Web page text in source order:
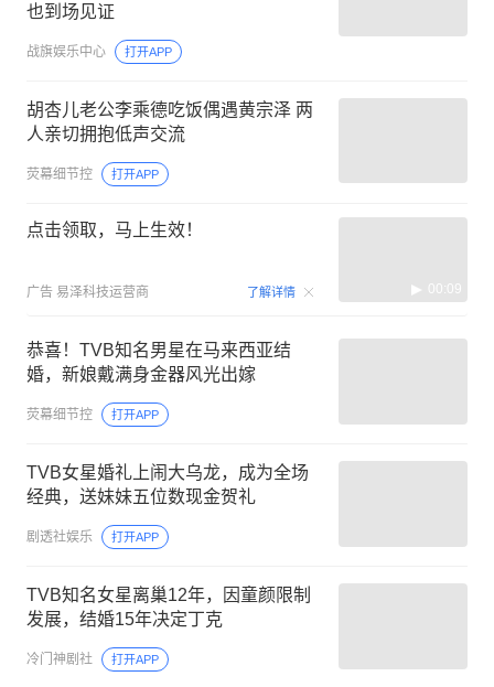
也到场见证
战旗娱乐中心 打开APP
胡杏儿老公李乘德吃饭偶遇黄宗泽 两
人亲切拥抱低声交流
荧幕细节控 打开APP
点击领取，马上生效！
广告 易泽科技运营商 了解详情 00:09
恭喜！TVB知名男星在马来西亚结
婚，新娘戴满身金器风光出嫁
荧幕细节控 打开APP
TVB女星婚礼上闹大乌龙，成为全场
经典，送妹妹五位数现金贺礼
剧透社娱乐 打开APP
TVB知名女星离巢12年，因童颜限制
发展，结婚15年决定丁克
冷门神剧社 打开APP